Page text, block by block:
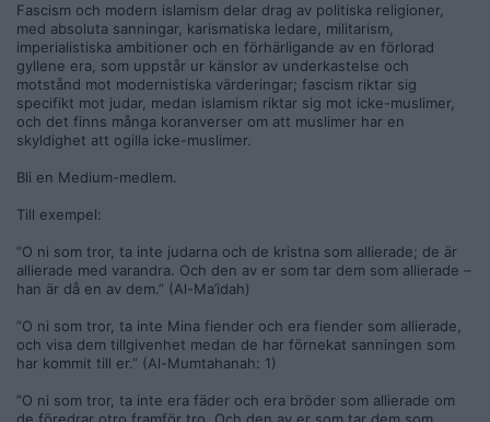
Fascism och modern islamism delar drag av politiska religioner,
med absoluta sanningar, karismatiska ledare, militarism,
imperialistiska ambitioner och en förhärligande av en förlorad
gyllene era, som uppstår ur känslor av underkastelse och
motstånd mot modernistiska värderingar; fascism riktar sig
specifikt mot judar, medan islamism riktar sig mot icke-muslimer,
och det finns många koranverser om att muslimer har en
skyldighet att ogilla icke-muslimer.
Bli en Medium-medlem.
Till exempel:
”O ni som tror, ta inte judarna och de kristna som allierade; de är
allierade med varandra. Och den av er som tar dem som allierade –
han är då en av dem.” (Al-Ma’idah)
”O ni som tror, ta inte Mina fiender och era fiender som allierade,
och visa dem tillgivenhet medan de har förnekat sanningen som
har kommit till er.” (Al-Mumtahanah: 1)
”O ni som tror, ta inte era fäder och era bröder som allierade om